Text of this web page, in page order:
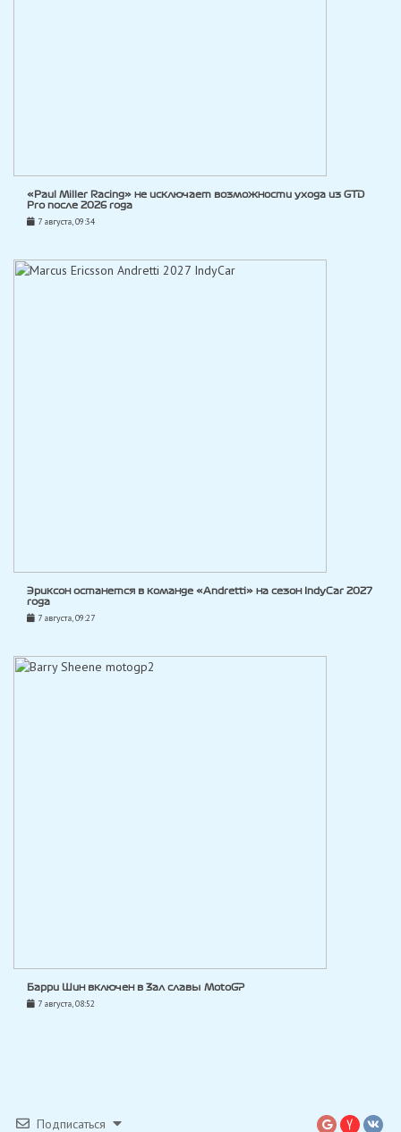
«Paul Miller Racing» не исключает возможности ухода из GTD
Pro после 2026 года
7 августа, 09:34
Эриксон останется в команде «Andretti» на сезон IndyCar 2027
года
7 августа, 09:27
Барри Шин включен в Зал славы MotoGP
7 августа, 08:52
Подписаться